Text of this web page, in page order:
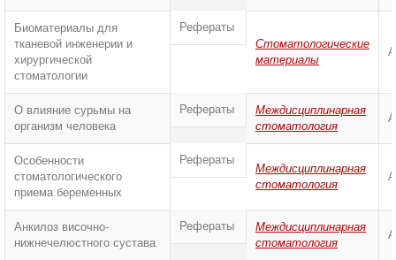
Биоматериалы для
тканевой инженерии и
хирургической
стоматологии
Рефераты
Стоматологические
материалы
О влияние сурьмы на
организм человека
Рефераты
Междисциплинарная
стоматология
Особенности
стоматологического
приема беременных
Рефераты
Междисциплинарная
стоматология
Анкилоз височно-
нижнечелюстного сустава
Рефераты
Междисциплинарная
стоматология